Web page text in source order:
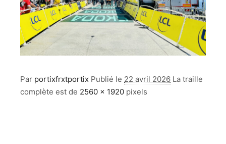
Par portixfrxtportix Publié le 22 avril 2026 La traille
complète est de 2560 × 1920 pixels